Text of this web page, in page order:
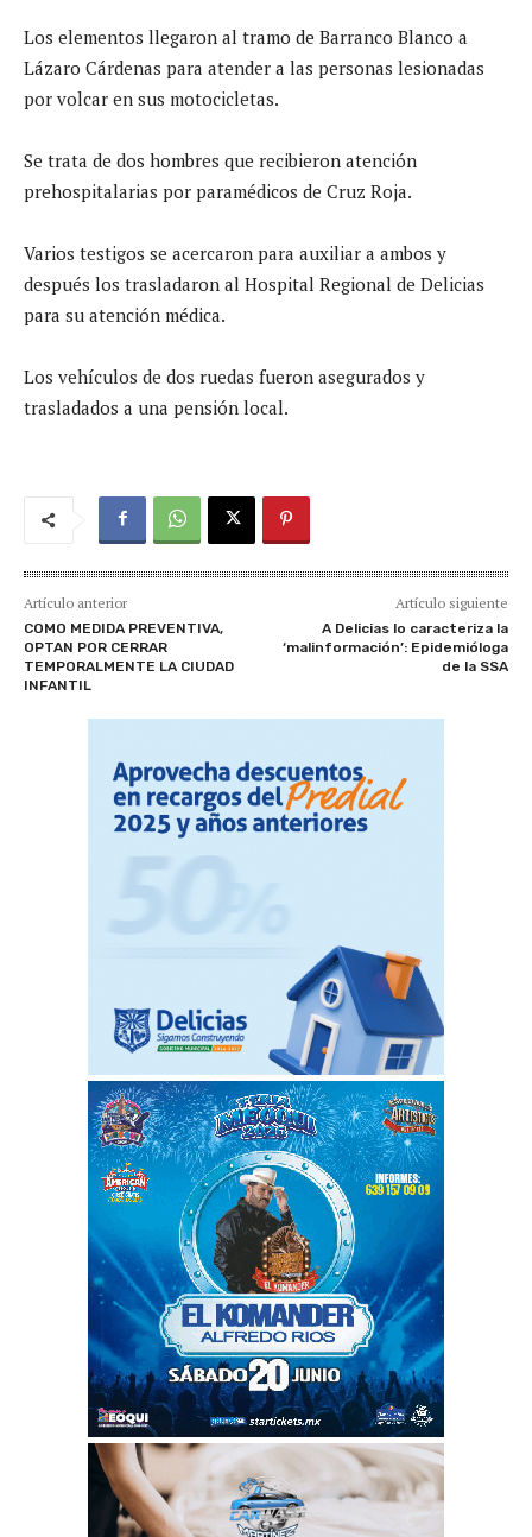
Los elementos llegaron al tramo de Barranco Blanco a
Lázaro Cárdenas para atender a las personas lesionadas
por volcar en sus motocicletas.
Se trata de dos hombres que recibieron atención
prehospitalarias por paramédicos de Cruz Roja.
Varios testigos se acercaron para auxiliar a ambos y
después los trasladaron al Hospital Regional de Delicias
para su atención médica.
Los vehículos de dos ruedas fueron asegurados y
trasladados a una pensión local.
Artículo anterior
COMO MEDIDA PREVENTIVA,
OPTAN POR CERRAR
TEMPORALMENTE LA CIUDAD
INFANTIL
Artículo siguiente
A Delicias lo caracteriza la
‘malinformación’: Epidemióloga
de la SSA